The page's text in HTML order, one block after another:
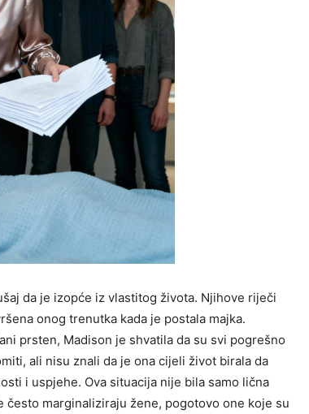
da je izopće iz vlastitog života. Njihove riječi
onog trenutka kada je postala majka.
prsten, Madison je shvatila da su svi pogrešno
ali nisu znali da je ona cijeli život birala da
i uspjehe. Ova situacija nije bila samo lična
marginaliziraju žene, pogotovo one koje su